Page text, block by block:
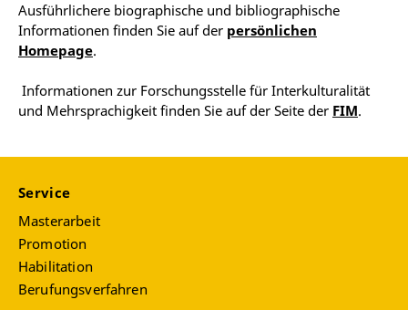
Ausführlichere biographische und bibliographische
Informationen finden Sie auf der persönlichen
Homepage.
Informationen zur Forschungsstelle für Interkulturalität
und Mehrsprachigkeit finden Sie auf der Seite der FIM.
Service
Masterarbeit
Promotion
Habilitation
Berufungsverfahren